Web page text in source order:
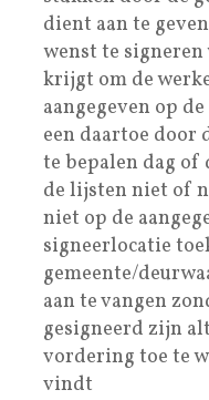
dient aan te
wenst te
krijgt om de
aangegeven op
een daartoe door
te bepalen dag
de lijsten niet of
niet op de
signeerlocatie
gemeente/
aan te vangen
gesigneerd zijn
vordering toe te
vindt